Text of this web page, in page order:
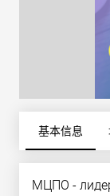
基本信息
МЦПО -